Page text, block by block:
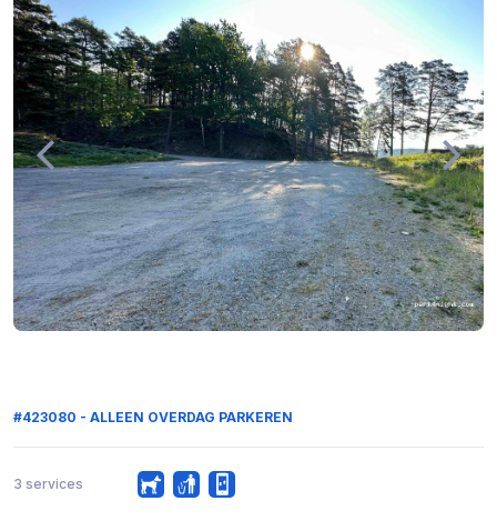
#423080 - ALLEEN OVERDAG PARKEREN
3 services